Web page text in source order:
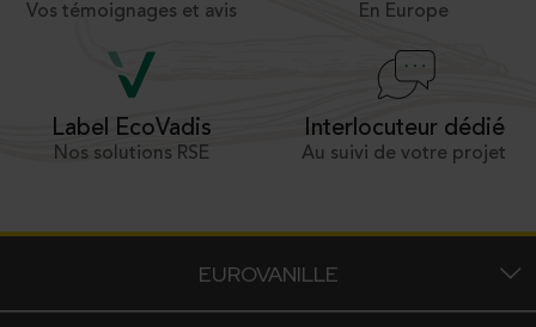
Vos témoignages et avis En Europe
Label EcoVadis
Nos solutions RSE
Interlocuteur dédié
Au suivi de votre projet
EUROVANILLE